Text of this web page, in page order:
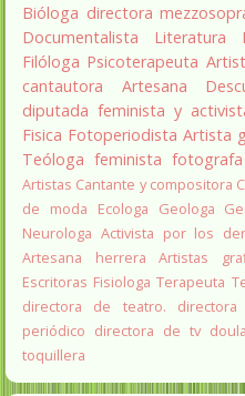
Bióloga directora
Documentalista
Literatura
Filóloga Psicoterapeuta
cantautora
Artesana
diputada feminista y
Fisica Fotoperiodista Artista
Teóloga feminista fotografa
Artistas Cantante y compositora
de moda
Ecologa Geologa
Neurologa Activista por los
Artesana herrera
Artistas
Escritoras Fisiologa Terapeuta
directora de teatro.
periódico directora de tv doula
toquillera